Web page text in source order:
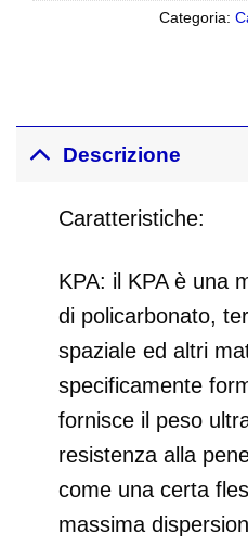
Categoria:
Descrizione
Caratteristiche:
KPA: il KPA è una
di policarbonato,
spaziale ed altri
specificamente
fornisce il peso
resistenza alla
come una certa
massima